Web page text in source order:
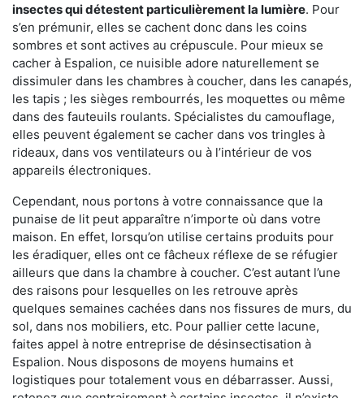
insectes qui détestent particulièrement la lumière. Pour
s’en prémunir, elles se cachent donc dans les coins
sombres et sont actives au crépuscule. Pour mieux se
cacher à Espalion, ce nuisible adore naturellement se
dissimuler dans les chambres à coucher, dans les canapés,
les tapis ; les sièges rembourrés, les moquettes ou même
dans des fauteuils roulants. Spécialistes du camouflage,
elles peuvent également se cacher dans vos tringles à
rideaux, dans vos ventilateurs ou à l’intérieur de vos
appareils électroniques.
Cependant, nous portons à votre connaissance que la
punaise de lit peut apparaître n’importe où dans votre
maison. En effet, lorsqu’on utilise certains produits pour
les éradiquer, elles ont ce fâcheux réflexe de se réfugier
ailleurs que dans la chambre à coucher. C’est autant l’une
des raisons pour lesquelles on les retrouve après
quelques semaines cachées dans nos fissures de murs, du
sol, dans nos mobiliers, etc. Pour pallier cette lacune,
faites appel à notre entreprise de désinsectisation à
Espalion. Nous disposons de moyens humains et
logistiques pour totalement vous en débarrasser. Aussi,